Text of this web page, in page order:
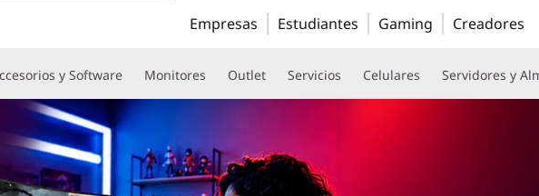
Empresas Estudiantes Gaming Creadores
y Software Monitores Outlet Servicios Celulares Servidores y